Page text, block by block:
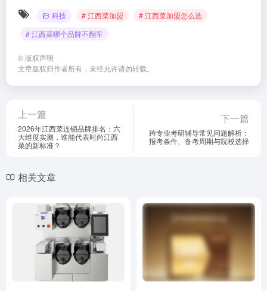
科技 # 江西菜加盟
# 江西菜加盟怎么选
# 江西菜哪个品牌不翻车
© 版权声明
文章版权归作者所有，未经允许请勿转载。
上一篇
2026年江西菜连锁品牌排名：六
大维度实测，谁能代表时尚江西
菜的新标准？
下一篇
跨专业考研辅导常见问题解析：
报考条件、备考周期与院校选择
相关文章